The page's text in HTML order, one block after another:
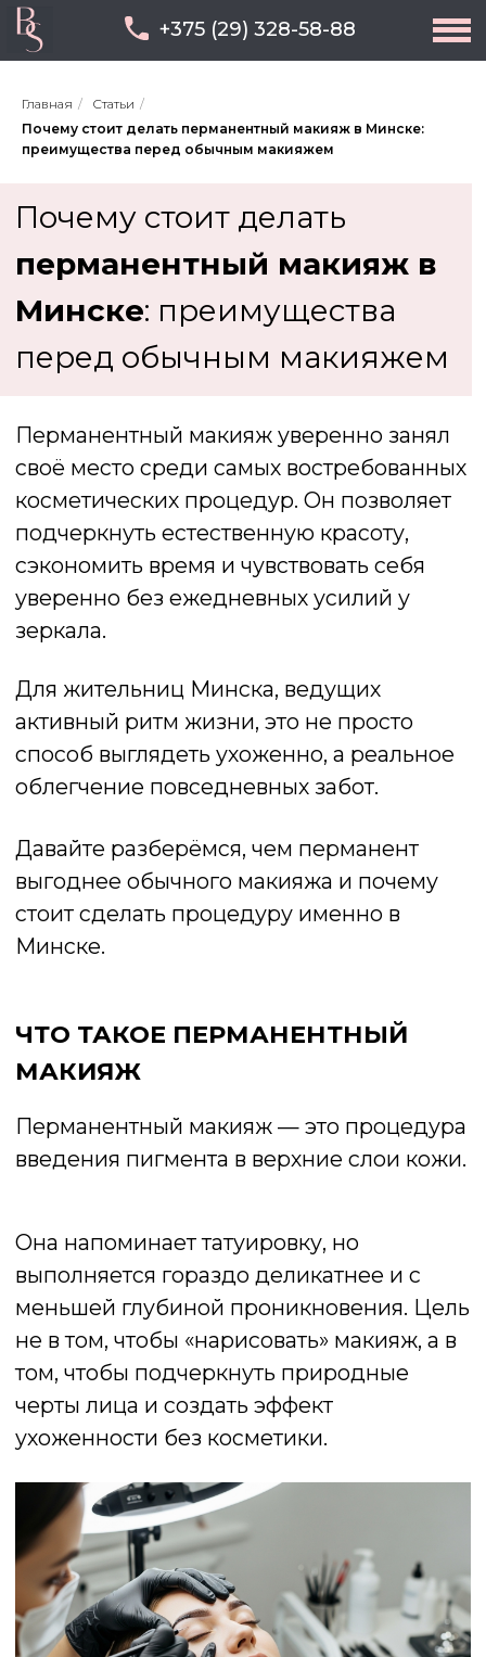
+375 (29) 328-58-88
Главная / Статьи /
Почему стоит делать перманентный макияж в Минске:
преимущества перед обычным макияжем
Почему стоит делать
Минске: преимущества
перед обычным макияжем
Перманентный макияж уверенно занял
косметических процедур. Он позволяет
уверенно без ежедневных усилий у
зеркала.
ЧТО ТАКОЕ ПЕРМАНЕНТНЫЙ
МАКИЯЖ
Для жительниц Минска, ведущих
активный ритм жизни, это не просто
способ выглядеть ухоженно, а реальное
облегчение повседневных забот.
Давайте разберёмся, чем перманент
выгоднее обычного макияжа и почему
Минске.
Она напоминает татуировку, но
выполняется гораздо деликатнее и с
меньшей глубиной проникновения. Цель
не в том, чтобы «нарисовать» макияж, а в
ухоженности без косметики.
можно скорректировать форму бровей,
подчеркнуть контур губ, сделать
аккуратные стрелки на веках или
заполнить межресничное пространство.
Результат сохраняется от полутора до
трёх лет, постепенно ослабевая и требуя
лишь лёгкой коррекции.
РАЗНИЦА МЕЖДУ
ПЕРМАНЕНТНЫМ И ОБЫЧНЫМ
МАКИЯЖЕМ
Главное отличие перманентного
макияжа — в его долговечности.
Обычный макияж требует времени и